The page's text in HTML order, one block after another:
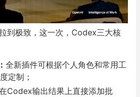
到极致，这一次，Codex三大核
全新插件可根据个人角色和常用工
定制；
Codex输出结果上直接添加批